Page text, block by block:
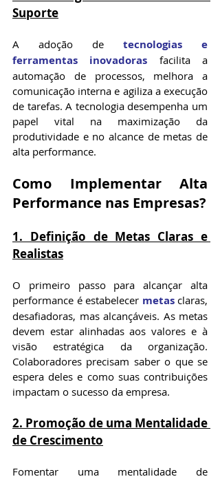
Suporte
A adoção de tecnologias e
ferramentas inovadoras facilita a
automação de processos, melhora a
comunicação interna e agiliza a execução
de tarefas. A tecnologia desempenha um
papel vital na maximização da
produtividade e no alcance de metas de
alta performance.
Como Implementar Alta
Performance nas Empresas?
1. Definição de Metas Claras e
Realistas
O primeiro passo para alcançar alta
performance é estabelecer metas claras,
desafiadoras, mas alcançáveis. As metas
devem estar alinhadas aos valores e à
visão estratégica da organização.
Colaboradores precisam saber o que se
espera deles e como suas contribuições
impactam o sucesso da empresa.
2. Promoção de uma Mentalidade
de Crescimento
Fomentar uma mentalidade de